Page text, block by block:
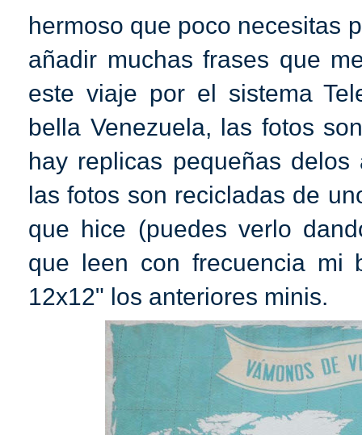
hermoso que poco necesitas
añadir muchas frases que
este viaje por el sistema
bella Venezuela, las fotos
hay replicas pequeñas
las fotos son recicladas de
que hice (puedes verlo
que leen con frecuencia mi
12x12" los anteriores minis.